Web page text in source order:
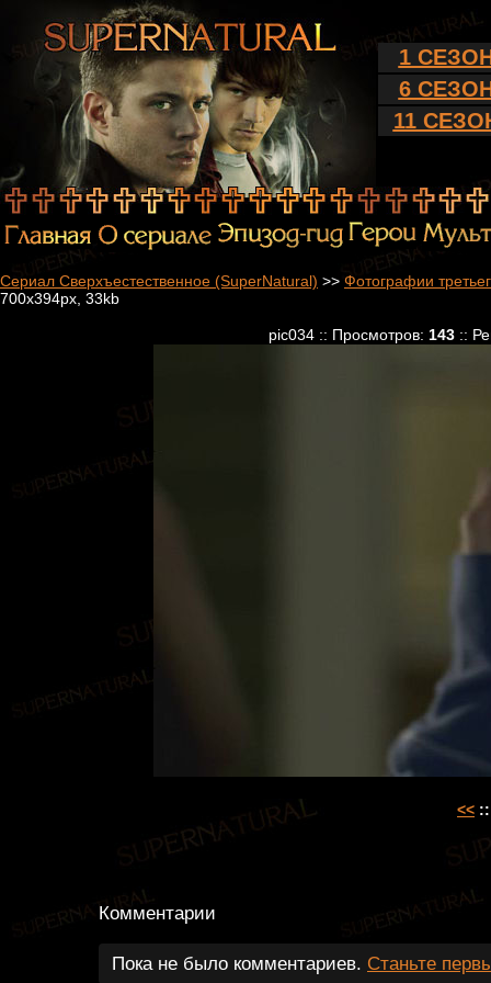
1
6
11
Сериал Сверхъестественное (SuperNatural) >> Фотографии
700x394px, 33kb
pic034 :: Просмотров: 143::
<< ::
Комментарии
Пока не было комментариев. Станьте